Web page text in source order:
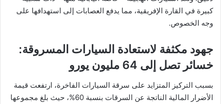
كبيرة في القارة الإفريقية، مما يدفع العصابات إلى استهدافها على
وجه الخصوص.
جهود مكثفة لاستعادة السيارات المسروقة:
خسائر تصل إلى 64 مليون يورو
بسبب التركيز المتزايد على سرقة السيارات الفاخرة، ارتفعت قيمة
الأضرار المالية الناتجة عن السرقات بنسبة 60%، حيث بلغ مجموعها